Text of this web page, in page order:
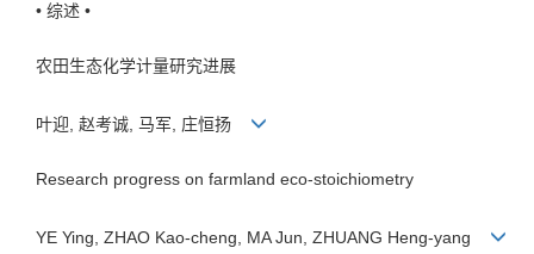
• 综述 •
农田生态化学计量研究进展
叶迎, 赵考诚, 马军, 庄恒扬
Research progress on farmland eco-stoichiometry
YE Ying, ZHAO Kao-cheng, MA Jun, ZHUANG Heng-yang